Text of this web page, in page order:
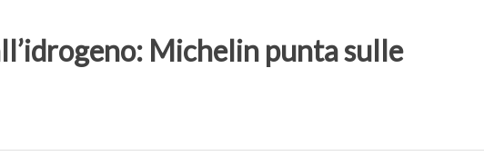
Michelin punta sulle